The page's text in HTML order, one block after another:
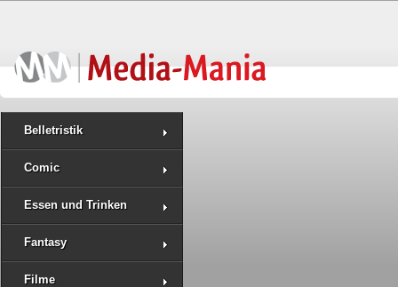
Belletristik
Comic
Essen und Trinken
Fantasy
Filme